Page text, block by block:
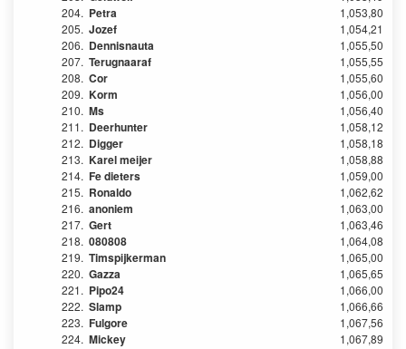
204. Petra
1,053,80
205. Jozef
1,054,21
206. Dennisnauta
1,055,50
207. Terugnaaraf
1,055,55
208. Cor
1,055,60
209. Korm
1,056,00
210. Ms
1,056,40
211. Deerhunter
1,058,12
212. Digger
1,058,18
213. Karel meijer
1,058,88
214. Fe dieters
1,059,00
215. Ronaldo
1,062,62
216. anoniem
1,063,00
217. Gert
1,063,46
218. 080808
1,064,08
219. Timspijkerman
1,065,00
220. Gazza
1,065,65
221. Pipo24
1,066,00
222. Slamp
1,066,66
223. Fulgore
1,067,56
224. Mickey
1,067,89